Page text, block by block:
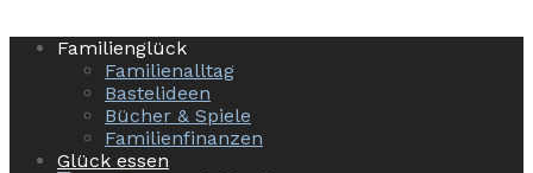
Familienglück
Familienalltag
Bastelideen
Bücher & Spiele
Familienfinanzen
Glück essen